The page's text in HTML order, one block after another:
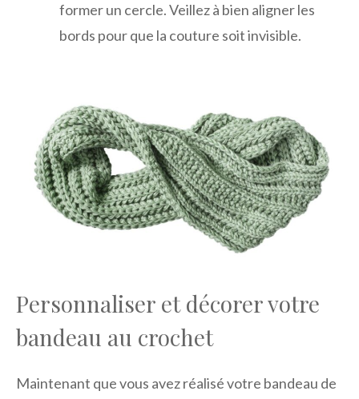
former un cercle. Veillez à bien aligner les
bords pour que la couture soit invisible.
Personnaliser et décorer votre
bandeau au crochet
Maintenant que vous avez réalisé votre bandeau de